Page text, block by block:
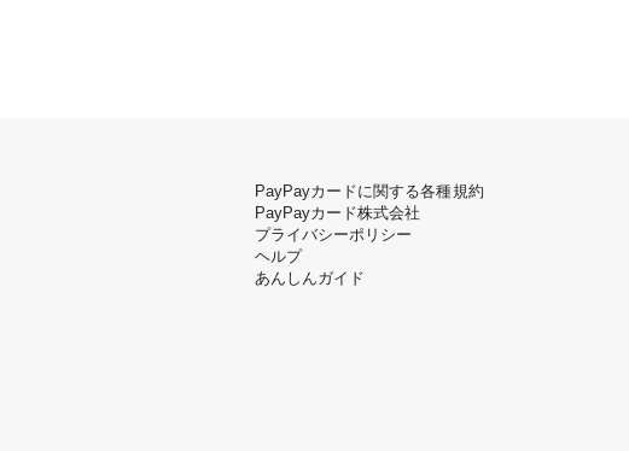
PayPayカードに関する各種規約
PayPayカード株式会社
プライバシーポリシー
ヘルプ
あんしんガイド